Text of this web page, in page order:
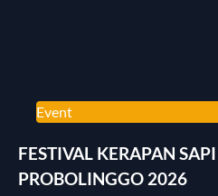
Event
FESTIVAL KERAPAN
PROBOLINGGO 2026